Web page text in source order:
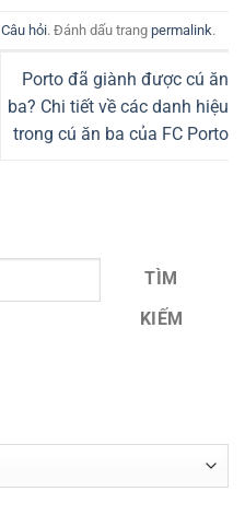
Câu hỏi. Đánh dấu trang permalink.
Porto đã giành được cú ăn
ba? Chi tiết về các danh hiệu
trong cú ăn ba của FC Porto
TÌM
KIẾM